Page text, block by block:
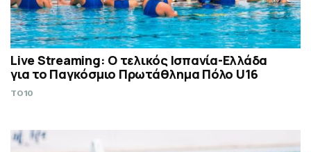
Live Streaming: Ο τελικός Ισπανία-Ελλάδα
για το Παγκόσμιο Πρωτάθλημα Πόλο U16
TO10